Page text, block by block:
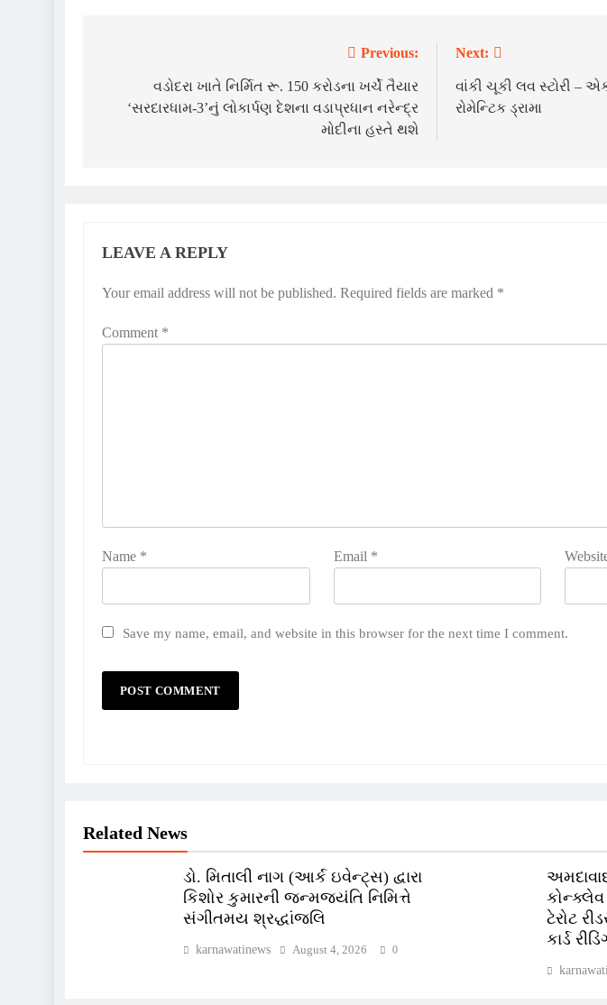
navigation
Previous:
વડોદરા ખાતે નિર્મિત રૂ. 150 કરોડના ખર્ચે તૈયાર
‘સરદારધામ-3’નું લોકાર્પણ દેશના વડાપ્રધાન નરેન્દ્ર
મોદીના હસ્તે થશે
Next:
વાંકી ચૂકી લવ સ્ટોરી –
રોમેન્ટિક ડ્રામા
LEAVE A REPLY
Your email address will not be published. Required fields are marked *
Comment *
Name * Email *
Save my name, email, and website in this browser for the next time I comment.
Related News
ડો. મિતાલી નાગ (આર્ક ઇવેન્ટ્સ) દ્વારા
કિશોર કુમારની જન્મજયંતિ નિમિત્તે
સંગીતમય શ્રદ્ધાંજલિ
karnawatinews August 4, 2026 0
ટેરોટ
કાર્ડ